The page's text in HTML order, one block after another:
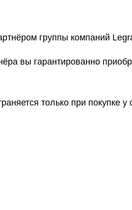
группы компаний
вы гарантированно
только при покупке